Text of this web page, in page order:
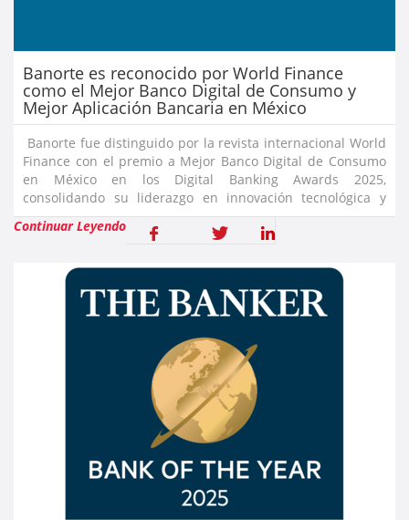
Banorte es reconocido por World Finance
como el Mejor Banco Digital de Consumo y
Mejor Aplicación Bancaria en México
Banorte fue distinguido por la revista internacional World
Finance con el premio a Mejor Banco Digital de Consumo
en México en los Digital Banking Awards 2025,
consolidando su liderazgo en innovación tecnológica y
experiencia del cliente. También, fue galardonado por su
aplicación Ban
Continuar Leyendo